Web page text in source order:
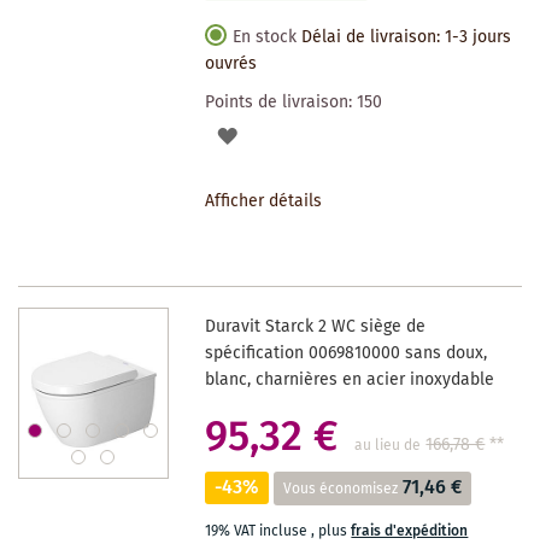
En stock Délai de livraison: 1-3 jours
ouvrés
Points de livraison:150
AJOUTER
SOUHAITS
Afficher détails
Duravit Starck 2 WC siège de
spécification 0069810000 sans doux,
blanc, charnières en acier inoxydable
95,32 € au lieu de 166,78 €**
-43% Vous économisez 71,46 €
19% VAT incluse, plusfrais d'expédition